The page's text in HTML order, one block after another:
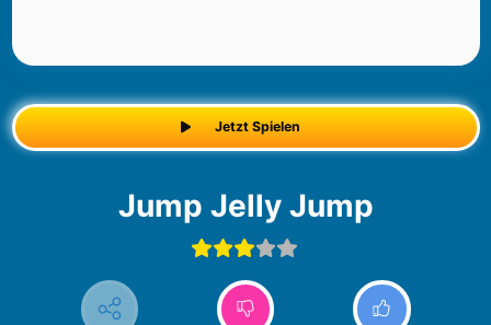
Jetzt Spielen
Jump Jelly Jump